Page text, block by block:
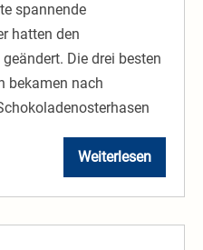
spannende
hatten den
Die drei besten
bekamen nach
Weiterlesen
2024
WLZ